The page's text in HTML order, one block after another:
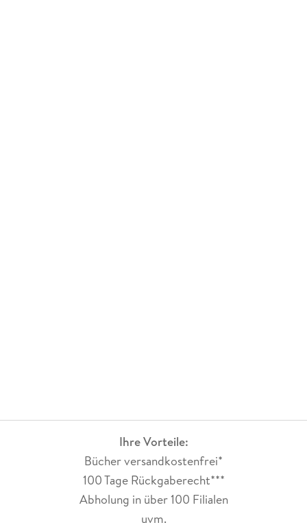
Ihre Vorteile:
Bücher versandkostenfrei*
100 Tage Rückgaberecht***
Abholung in über 100 Filialen
uvm.